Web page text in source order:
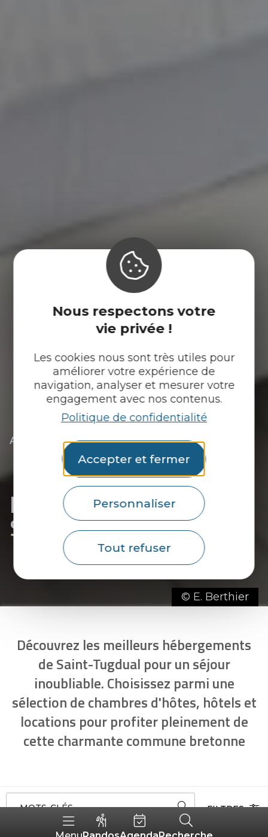
Nous respectons votre
vie privée !
Les cookies nous sont très utiles pour
améliorer votre expérience de
navigation, analyser et mesurer votre
engagement avec nos contenus.
Politique de confidentialité
Accepter et fermer
Personnaliser
Tout refuser
© E. Berthier
Accueil Tu découvres | L’essentiel
Les communes du Pays du roi Morvan
Découvrir Saint-Tugdual
Les hébergements de Saint-Tugdual
Les hébergements de
Saint-Tugdual
Découvrez les meilleurs hébergements
de Saint-Tugdual pour un séjour
inoubliable. Choisissez parmi une
sélection de chambres d'hôtes, hôtels et
locations pour profiter pleinement de
cette charmante commune bretonne
MOTS-CLÉS FILTRES